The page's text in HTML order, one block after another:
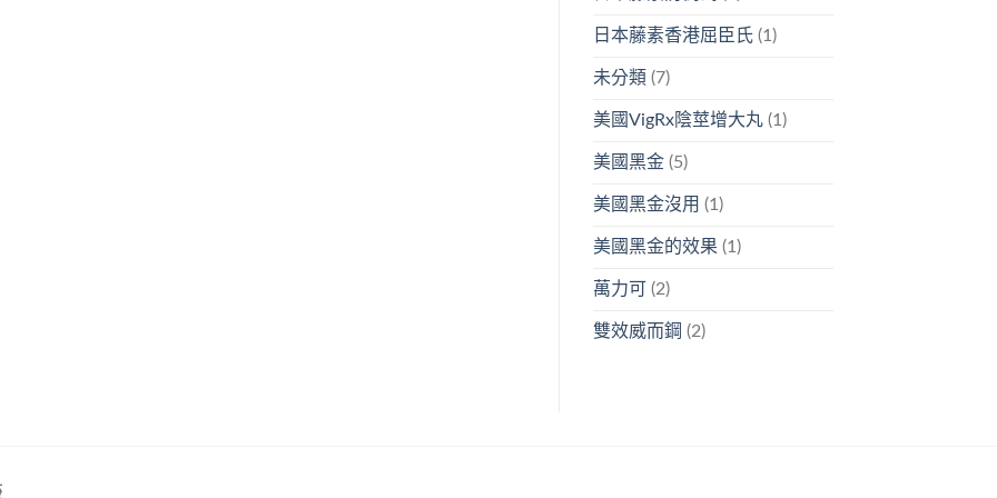
日本藤素香港屈臣氏(1)
未分類 (7)
美國VigRx陰莖增大丸(1)
美國黑金(5)
美國黑金沒用 (1)
美國黑金的效果 (1)
萬力可 (2)
雙效威而鋼 (2)